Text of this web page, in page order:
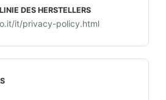
it/privacy-policy.html